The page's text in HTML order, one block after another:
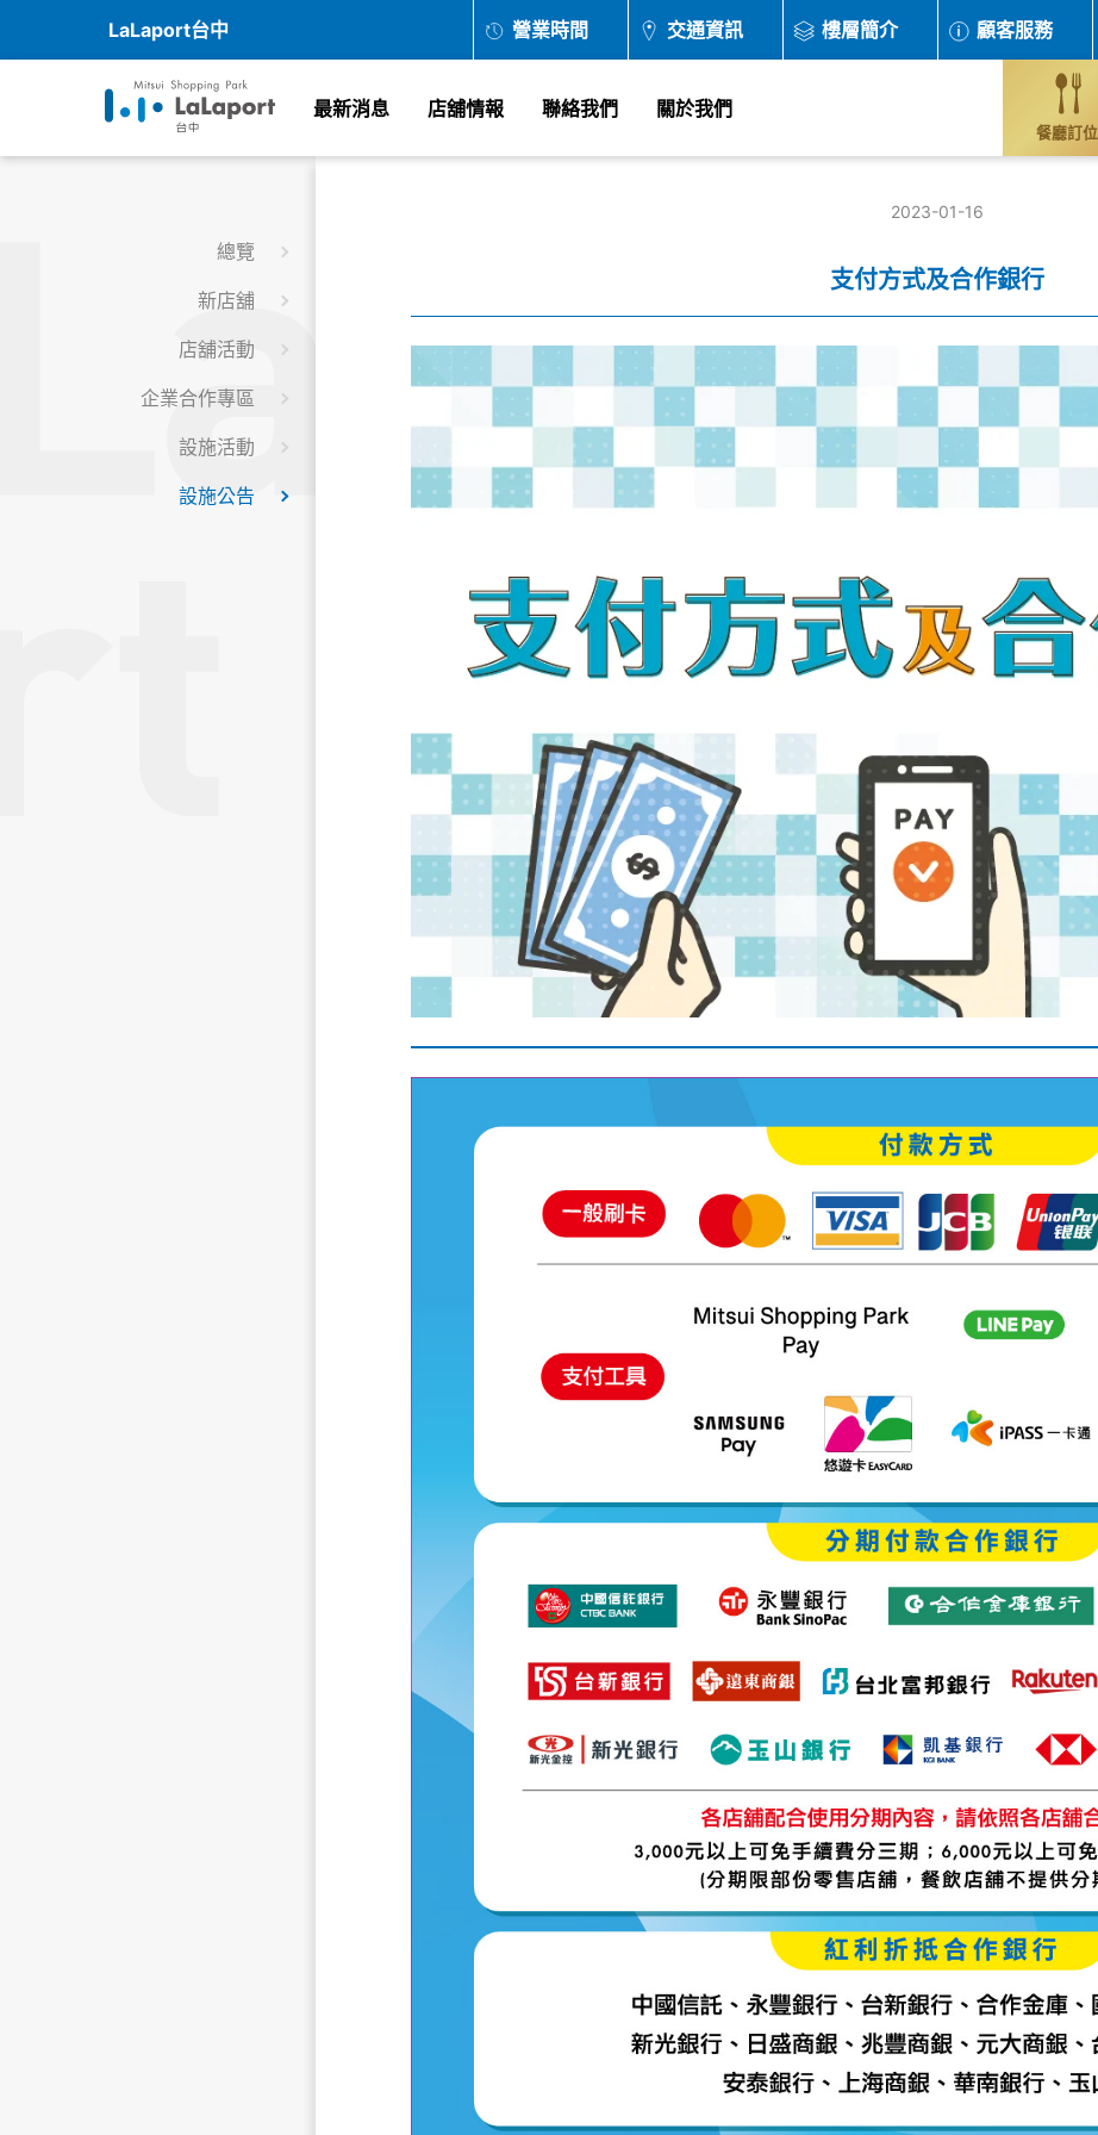
LaLaport台中 營業時間 交通資訊 樓層簡介 顧客服務
最新消息 店舖情報 聯絡我們 關於我們
餐廳訂位
總覽
新店舖
店舖活動
企業合作專區
設施活動
設施公告
2023-01-16
支付方式及合作銀行